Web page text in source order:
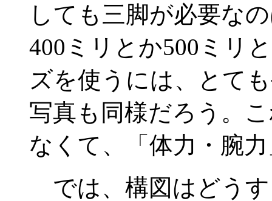
しても三脚が必要な
400ミリとか500ミリ
ズを使うには、とて
写真も同様だろう。
なくて、「体力・腕
では、構図はどう